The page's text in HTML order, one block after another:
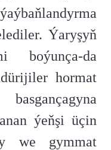
Ýaryşyň
boýunça-da
hormat
ýeňşi üçin
we gymmat